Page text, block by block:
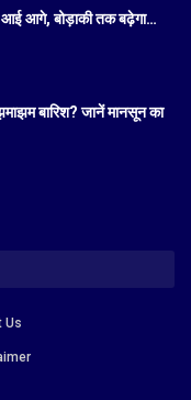
आई आगे, बोड़ाकी तक बढ़ेगा…
बारिश? जानें मानसून का
Us